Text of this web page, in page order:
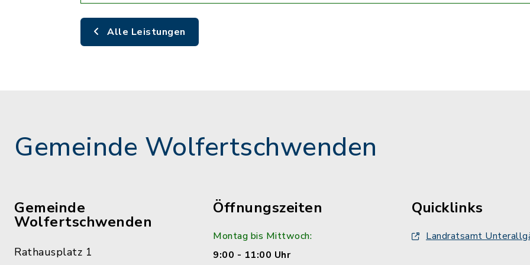
Alle Leistungen
Gemeinde Wolfertschwenden
Gemeinde
Wolfertschwenden
Rathausplatz 1
Öffnungszeiten
Montag bis Mittwoch:
9:00 - 11:00 Uhr
Quicklinks
Landratsamt